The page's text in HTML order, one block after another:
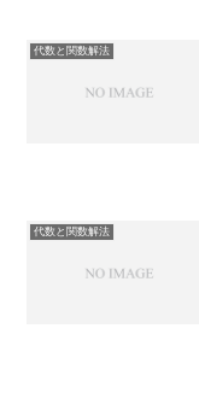
代数と関数解法
代数と関数解法